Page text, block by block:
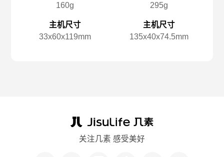
160g
主机尺寸
33x️60x️119mm
295g
主机尺寸
135x️40x️74.5mm
关注几素 感受美好